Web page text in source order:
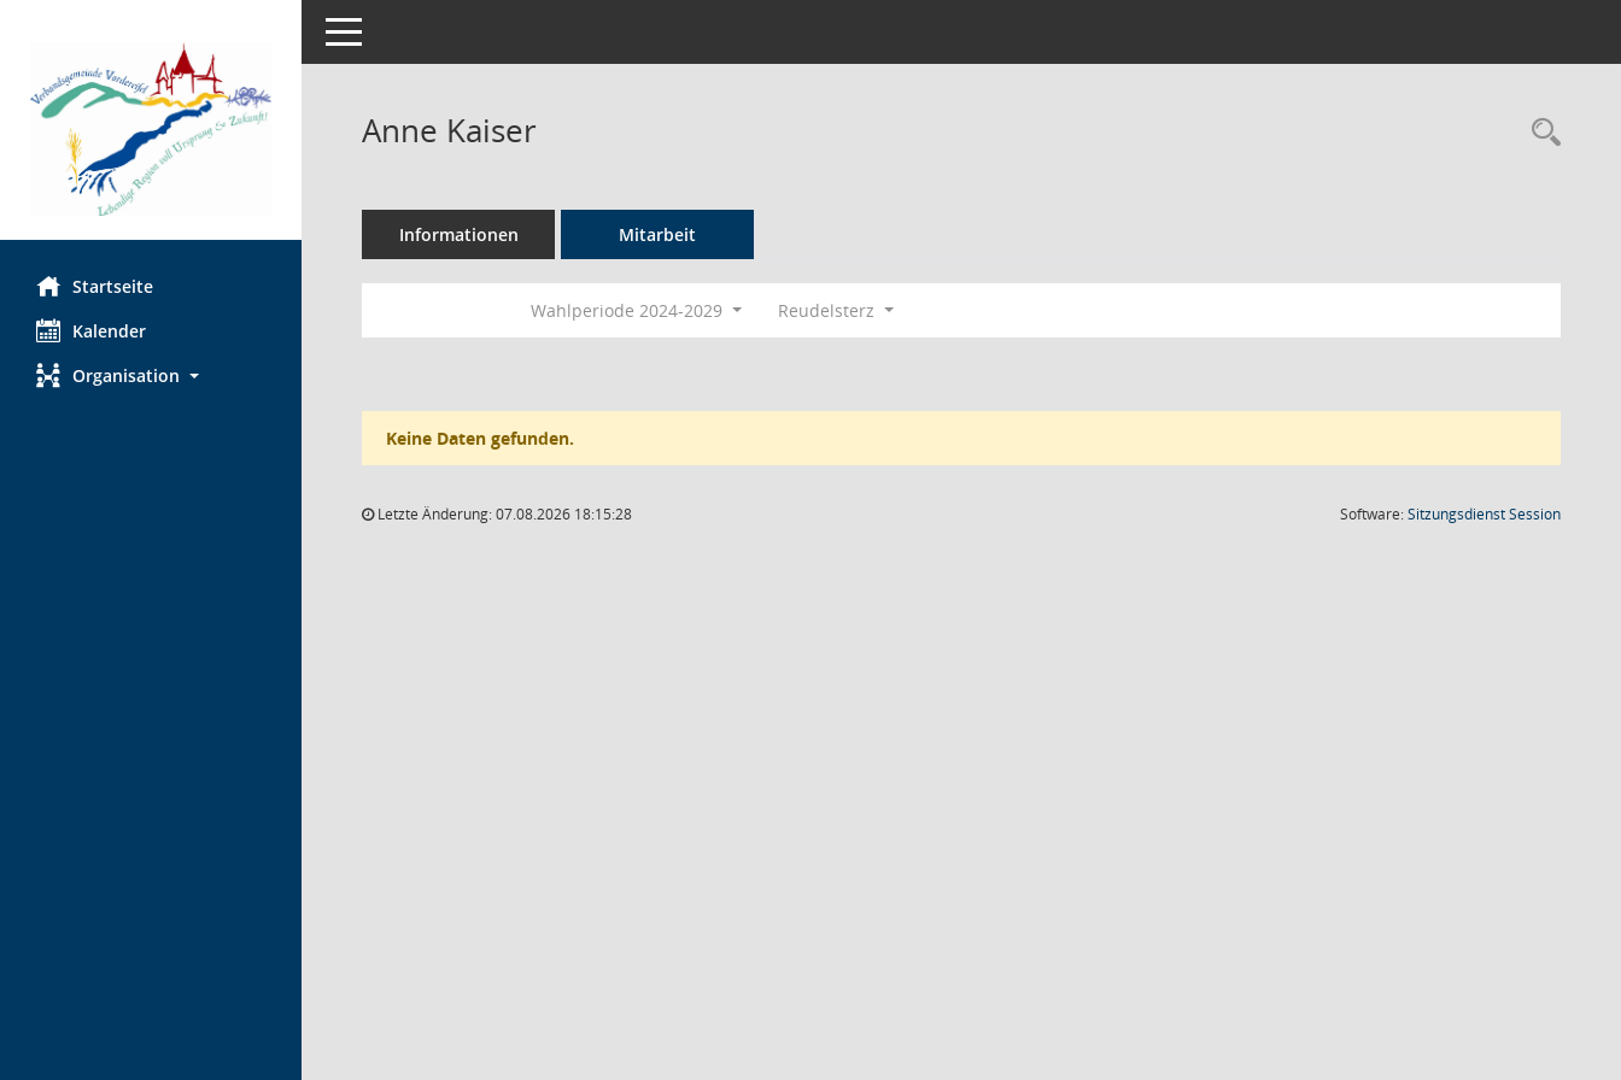
Startseite
Kalender
Organisation
Toggle navigation
Anne Kaiser
Informationen Mitarbeit
Wahlperiode 2024-2029 Reudelsterz
Keine Daten gefunden.
Letzte Änderung: 07.08.2026 18:15:28 Software:SitzungsdienstSession(Wird in